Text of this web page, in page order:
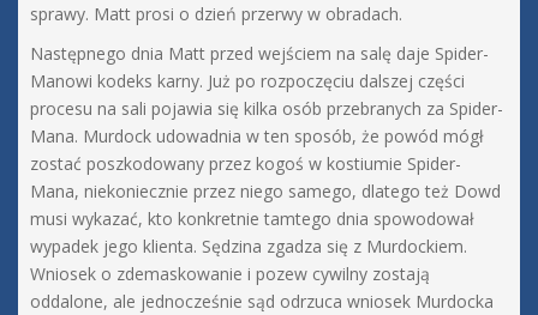
sprawy. Matt prosi o dzień przerwy w obradach.
Następnego dnia Matt przed wejściem na salę daje Spider-
Manowi kodeks karny. Już po rozpoczęciu dalszej części
procesu na sali pojawia się kilka osób przebranych za Spider-
Mana. Murdock udowadnia w ten sposób, że powód mógł
zostać poszkodowany przez kogoś w kostiumie Spider-
Mana, niekoniecznie przez niego samego, dlatego też Dowd
musi wykazać, kto konkretnie tamtego dnia spowodował
wypadek jego klienta. Sędzina zgadza się z Murdockiem.
Wniosek o zdemaskowanie i pozew cywilny zostają
oddalone, ale jednocześnie sąd odrzuca wniosek Murdocka